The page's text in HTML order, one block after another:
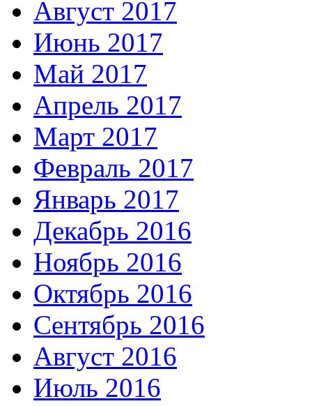
Август 2017
Июнь 2017
Май 2017
Апрель 2017
Март 2017
Февраль 2017
Январь 2017
Декабрь 2016
Ноябрь 2016
Октябрь 2016
Сентябрь 2016
Август 2016
Июль 2016